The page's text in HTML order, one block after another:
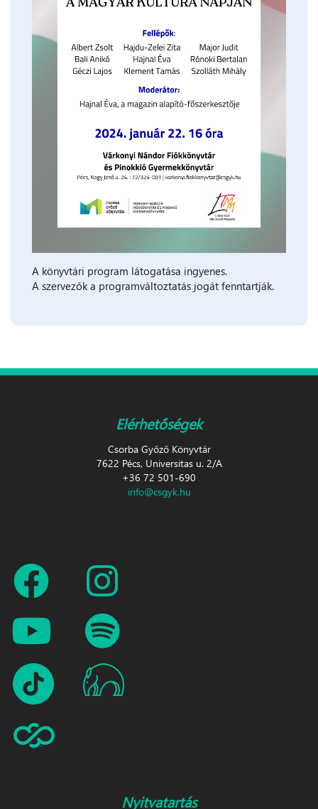
A könyvtári program látogatása ingyenes.
A szervezők a programváltoztatás jogát fenntartják.
Elérhetőségek
Csorba Győző Könyvtár
7622 Pécs, Universitas u. 2/A
+36 72 501-690
info@csgyk.hu
Nyitvatartás